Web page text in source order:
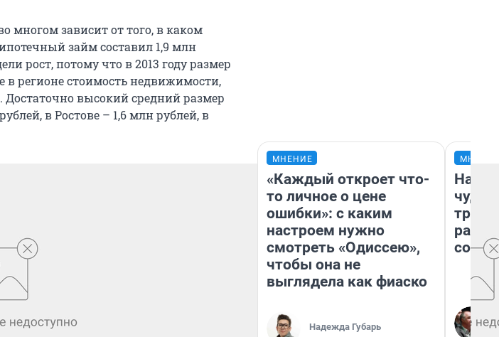
многом зависит от того, в каком
займ составил 1,9 млн
рост, потому что в 2013 году размер
регионе стоимость недвижимости,
высокий средний размер
в Ростове – 1,6 млн рублей, в
МНЕНИЕ
«Каждый откроет что-
то личное о цене
ошибки»: с каким
настроем нужно
смотреть «Одиссею»,
чтобы она не
выглядела как фиаско
Надежда Губарь